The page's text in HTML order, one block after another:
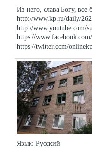
Из него, слава Богу,
http://www.kp.ru/daily/
http://www.youtube.com/
https://
https://twitter.com/
Язык: Русский